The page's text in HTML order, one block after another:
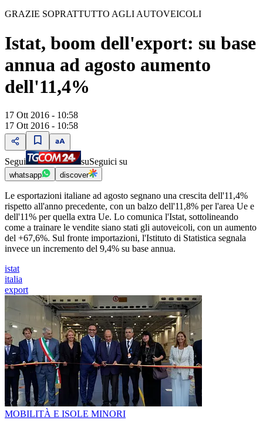
GRAZIE SOPRATTUTTO AGLI AUTOVEICOLI
Istat, boom dell'export: su base
annua ad agosto aumento
dell'11,4%
17 Ott 2016 - 10:58
17 Ott 2016 - 10:58
Segui suSeguici su
whatsapp discover
Le esportazioni italiane ad agosto segnano una crescita dell'11,4%
rispetto all'anno precedente, con un balzo dell'11,8% per l'area Ue e
dell'11% per quella extra Ue. Lo comunica l'Istat, sottolineando
come a trainare le vendite siano stati gli autoveicoli, con un aumento
del +67,6%. Sul fronte importazioni, l'Istituto di Statistica segnala
invece un incremento del 9,4% su base annua.
istat
italia
export
MOBILITÀ E ISOLE MINORI